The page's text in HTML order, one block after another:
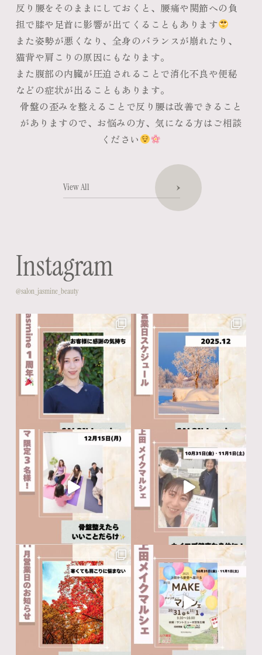
反り腰をそのままにしておくと、腰痛や関節への負
担で膝や足首に影響が出てくることもあります
また姿勢が悪くなり、全身のバランスが崩れたり、
猫背や肩こりの原因にもなります。
また腹部の内臓が圧迫されることで消化不良や便秘
などの症状が出ることもあります。
骨盤の歪みを整えることで反り腰は改善できること
がありますので、お悩みの方、気になる方はご相談
ください
View All
Instagram
@salon_jasmine_beauty